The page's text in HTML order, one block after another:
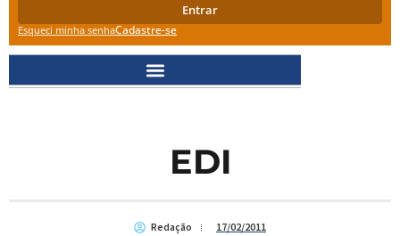
Entrar
Esqueci minha senhaCadastre-se
EDI
Redação 17/02/2011